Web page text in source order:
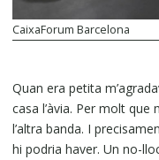
CaixaForum Barcelona
Quan era petita
casa l’àvia. Per molt
l’altra banda. I
hi podria haver. Un no-